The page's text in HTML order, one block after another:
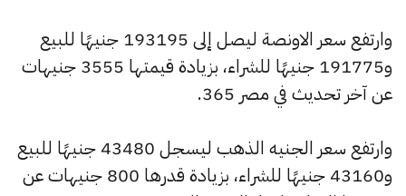
وارتفع سعر الاونصة ليصل إلى 193195 جنيهًا للبيع
و191775 جنيهًا للشراء، بزيادة قيمتها 3555 جنيهات
عن آخر تحديث في مصر 365.
وارتفع سعر الجنيه الذهب ليسجل 43480 جنيهًا للبيع
و43160 جنيهًا للشراء، بزيادة قدرها 800 جنيهات عن